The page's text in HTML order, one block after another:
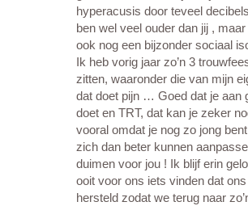
hyperacusis door teveel
ben wel veel ouder dan jij ,
ook nog een bijzonder sociaal
Ik heb vorig jaar zo’n 3
zitten, waaronder die van mijn
dat doet pijn … Goed dat je aan
doet en TRT, dat kan je zeker
vooral omdat je nog zo jong
zich dan beter kunnen
duimen voor jou ! Ik blijf erin
ooit voor ons iets vinden dat
hersteld zodat we terug naar